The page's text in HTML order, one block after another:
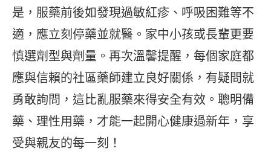
是，服藥前後如發現過敏紅疹、呼吸困難等不
適，應立刻停藥並就醫。家中小孩或長輩更要
慎選劑型與劑量。再次溫馨提醒，每個家庭都
應與信賴的社區藥師建立良好關係，有疑問就
勇敢詢問，這比亂服藥來得安全有效。聰明備
藥、理性用藥，才能一起開心健康過新年，享
受與親友的每一刻！